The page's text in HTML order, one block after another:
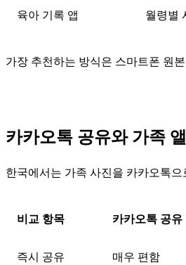
육아 기록 앱 월령별
가장 추천하는 방식은 스마트폰 원
카카오톡 공유와 가족
한국에서는 가족 사진을 카카오톡
비교 항목 카카오톡 공유
즉시 공유 매우 편함